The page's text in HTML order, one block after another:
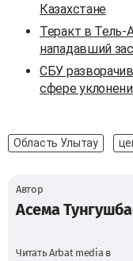
Казахстане
Теракт в Тель-
нападавший
СБУ
сфере
Область Улытау
Автор
Асема
Читать Arbat media в